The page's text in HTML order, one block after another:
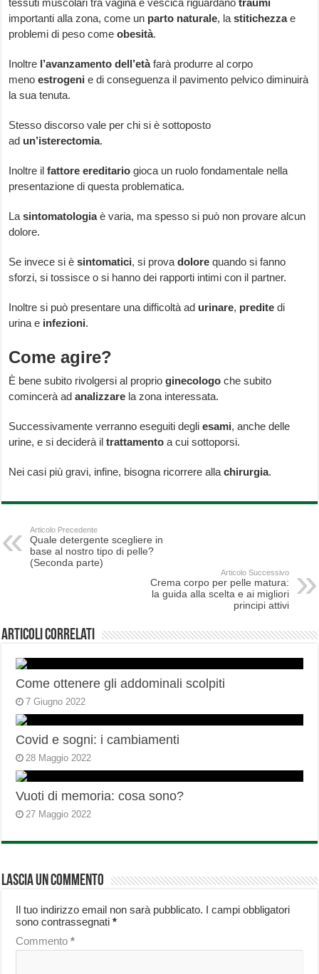
tessuti muscolari tra vagina e vescica riguardanotraumi
importanti alla zona, come un parto naturale, lastitichezzae
problemi di peso comeobesità.
Inoltre l’avanzamento dell’etàfarà produrre al corpo
menoestrogeni e di conseguenza il pavimento pelvico diminuirà
la sua tenuta.
Stesso discorso vale per chi si è sottoposto
ad un’isterectomia.
Inoltre ilfattore ereditario gioca un ruolo fondamentale nella
presentazione di questa problematica.
Lasintomatologiaè varia, ma spesso si può non provare alcun
dolore.
Se invece si èsintomatici, si provadolore quando si fanno
sforzi, si tossisce o si hanno dei rapporti intimi con il partner.
Inoltre si può presentare una difficoltà ad urinare, predite di
urina e infezioni.
Come agire?
È bene subito rivolgersi al proprioginecologo che subito
comincerà adanalizzare la zona interessata.
Successivamente verranno eseguiti degliesami, anche delle
urine, e si deciderà iltrattamento a cui sottoporsi.
Nei casi più gravi, infine, bisogna ricorrere allachirurgia.
Articolo Precedente
Quale detergente scegliere in
base al nostro tipo di pelle?
(Seconda parte)
Articolo Successivo
Crema corpo per pelle matura:
la guida alla scelta e ai migliori
principi attivi
Articoli correlati
Come ottenere gli addominali scolpiti
7 Giugno 2022
Covid e sogni: i cambiamenti
28 Maggio 2022
Vuoti di memoria: cosa sono?
27 Maggio 2022
Lascia un commento
Il tuo indirizzo email non sarà pubblicato. I campi obbligatori
sono contrassegnati*
Commento*